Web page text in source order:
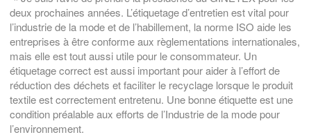
deux prochaines années. L’étiquetage d’entretien est vital pour
l’industrie de la mode et de l’habillement, la norme ISO aide les
entreprises à être conforme aux règlementations internationales,
mais elle est tout aussi utile pour le consommateur. Un
étiquetage correct est aussi important pour aider à l’effort de
réduction des déchets et faciliter le recyclage lorsque le produit
textile est correctement entretenu. Une bonne étiquette est une
condition préalable aux efforts de l’Industrie de la mode pour
l’environnement.